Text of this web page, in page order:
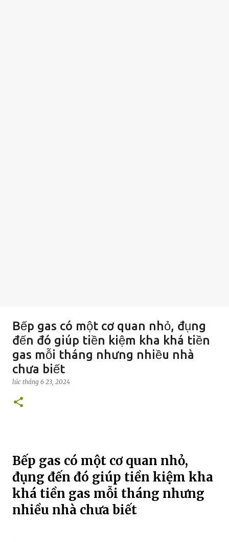
Bếp gas có một cơ quan nhỏ, đụng
đến đó giúp tiền kiệm kha khá tiền
gas mỗi tháng nhưng nhiều nhà
chưa biết
lúc tháng 6 23, 2024
Bếp gas có một cơ quan nhỏ,
đụng đến đó giúp tiền kiệm kha
khá tiền gas mỗi tháng nhưng
nhiều nhà chưa biết